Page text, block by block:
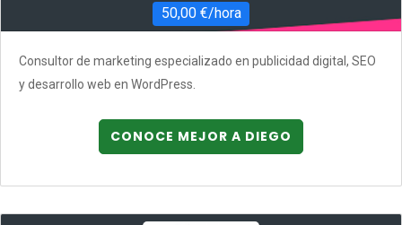
50,00 €/hora
Consultor de marketing especializado en publicidad digital, SEO
y desarrollo web en WordPress.
CONOCE MEJOR A DIEGO